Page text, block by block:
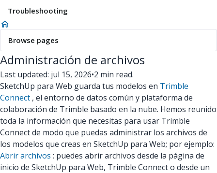
Troubleshooting
Browse pages
Administración de archivos
Last updated: jul 15, 2026•2 min read.
SketchUp para Web guarda tus modelos en Trimble
Connect , el entorno de datos común y plataforma de
colaboración de Trimble basado en la nube. Hemos reunido
toda la información que necesitas para usar Trimble
Connect de modo que puedas administrar los archivos de
los modelos que creas en SketchUp para Web; por ejemplo:
Abrir archivos : puedes abrir archivos desde la página de
inicio de SketchUp para Web, Trimble Connect o desde un